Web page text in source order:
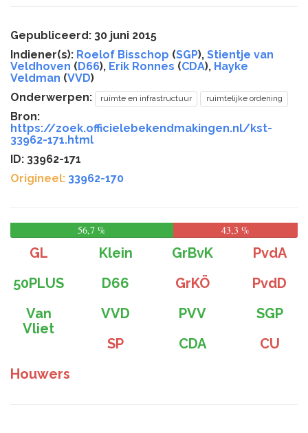
Gepubliceerd: 30 juni 2015
Indiener(s): Roelof Bisschop (SGP), Stientje van
Veldhoven (D66), Erik Ronnes (CDA), Hayke
Veldman (VVD)
Onderwerpen:
ruimte en infrastructuur ruimtelijke ordening
Bron:
https://zoek.officielebekendmakingen.nl/kst-
33962-171.html
ID: 33962-171
Origineel: 33962-170
56,7 % 43,3 %
GL Klein GrBvK
PvdA
50PLUS
D66 GrKÖ
PvdD
Van
Vliet
VVD PVV
SGP
SP
CDA
CU
Houwers